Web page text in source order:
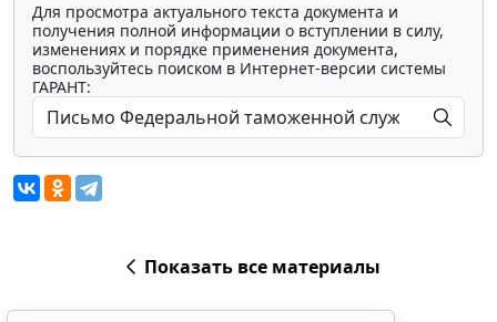
Для просмотра актуального текста документа и
получения полной информации о вступлении в силу,
изменениях и порядке применения документа,
воспользуйтесь поиском в Интернет-версии системы
ГАРАНТ:
Показать все материалы